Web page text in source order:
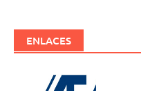
ENLACES